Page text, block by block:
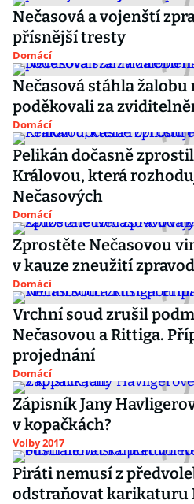
Nečasová a vojenští
přísnější tresty
Domácí
Nečasová stáhla žalobu
poděkovali za
Domácí
Pelikán dočasně
Královou, která
Nečasových
Domácí
Zprostěte Nečasovou
v kauze zneužití
Domácí
Vrchní soud zrušil
Nečasovou a Rittiga.
projednání
Domácí
Zápisník Jany
v kopačkách?
Volby 2017
Piráti nemusí z
odstraňovat karikaturu